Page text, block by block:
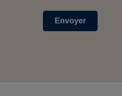
Envoyer